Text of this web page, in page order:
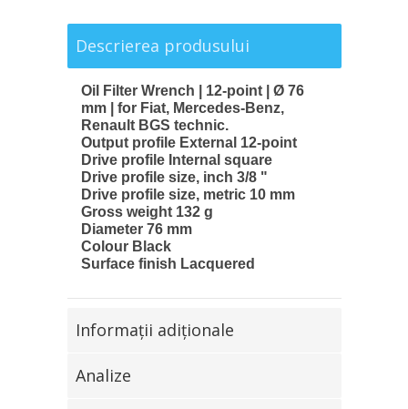
Descrierea produsului
Oil Filter Wrench | 12-point | Ø 76
mm | for Fiat, Mercedes-Benz,
Renault BGS technic.
Output profile External 12-point
Drive profile Internal square
Drive profile size, inch 3/8 "
Drive profile size, metric 10 mm
Gross weight 132 g
Diameter 76 mm
Colour Black
Surface finish Lacquered
Informaţii adiţionale
Analize